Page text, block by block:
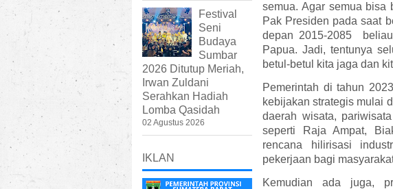
semua. Agar semua bisa
Pak Presiden pada saat
depan 2015-2085
Papua. Jadi, tentunya
betul-betul kita jaga dan
Pemerintah di tahun
kebijakan strategis mulai
daerah wisata,
seperti Raja Ampat,
rencana hilirisasi
pekerjaan bagi
Kemudian ada juga,
Festival
Seni
Budaya
Sumbar
2026 Ditutup Meriah,
Irwan Zuldani
Serahkan Hadiah
Lomba Qasidah
02 Agustus 2026
IKLAN